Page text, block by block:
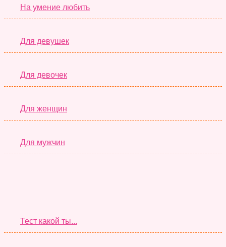
На умение любить
Для девушек
Для девочек
Для женщин
Для мужчин
Тест какой ты...